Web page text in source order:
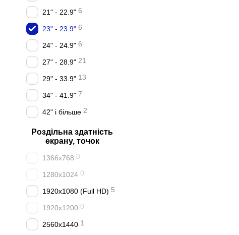
21" - 22.9" 6
23" - 23.9" 6
24" - 24.9" 6
27" - 28.9" 21
29" - 33.9" 13
34" - 41.9" 7
42" і більше 2
Роздільна здатність
екрану, точок
1366x768 0
1280x1024 0
1920x1080 (Full HD) 5
1920x1200 0
2560x1440 1